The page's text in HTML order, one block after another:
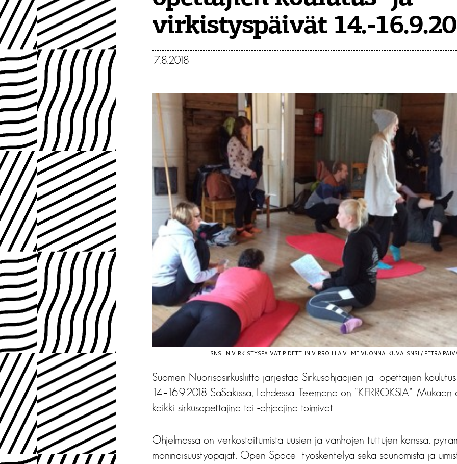
virkistyspäivät 14.-
7.8.2018
SNSL:N VIRKISTYSPÄIVÄT PIDETTIIN VIRROILLA VIIME VUONNA. KUVA: SNSL/ PETRA
Suomen Nuorisosirkusliitto järjestää Sirkusohjaajien ja -opettajien
14.–16.9.2018 SaSakissa, Lahdessa. Teemana on ”KERROKSIA”.
kaikki sirkusopettajina tai -ohjaajina toimivat.
Ohjelmassa on verkostoitumista uusien ja vanhojen tuttujen kanssa,
moninaisuustyöpajat, Open Space -työskentelyä sekä saunomista ja